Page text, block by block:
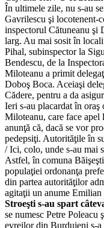
În ultimele zile, nu s-au
Gavrilescu şi locotenent-
inspectorul Cătuneanu şi
larg. Au mai sosit în
Pihal, subinspector la
Bendescu, de la
Miloteanu a primit
Doboş Boca. Aceiaşi
Cădere, pentru a da
Ieri s-au placardat în
Miloteanu, care face apel
anunţă că, dacă se vor
pedepsiţi. Autorităţile în
/ Ici, colo, unde s-au mai
Astfel, în comuna
populaţiei ordonanţa
din partea autorităţilor
agitaţii un anume
Stroeşti s-au spart
se numesc Petre
evreilor din Burdujeni s-